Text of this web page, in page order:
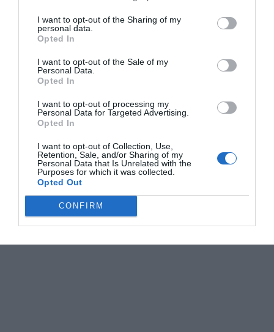
I want to opt-out of the Sharing of my
personal data.
Opted In
I want to opt-out of the Sale of my
Personal Data.
Opted In
I want to opt-out of processing my
Personal Data for Targeted Advertising.
Opted In
I want to opt-out of Collection, Use,
Retention, Sale, and/or Sharing of my
Personal Data that Is Unrelated with the
Purposes for which it was collected.
Opted Out
CONFIRM